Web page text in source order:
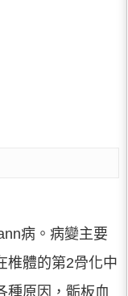
病。病變主要
椎體的第2骨化中
種原因，骺板血